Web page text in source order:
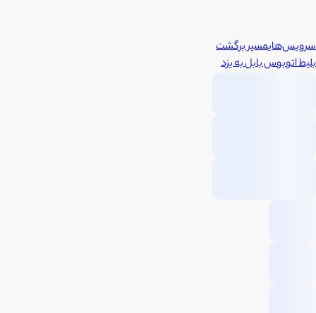
سرویس‌هایمسیر برگشت
بلیط اتوبوسبابلبهیزد